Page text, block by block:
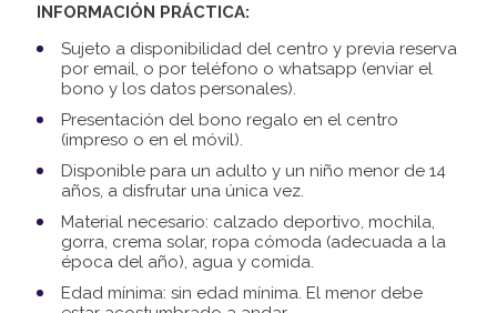
INFORMACIÓN PRÁCTICA:
Sujeto a disponibilidad del centro y previa reserva
por email, o por teléfono o whatsapp (enviar el
bono y los datos personales).
Presentación del bono regalo en el centro
(impreso o en el móvil).
Disponible para un adulto y un niño menor de 14
años, a disfrutar una única vez.
Material necesario: calzado deportivo, mochila,
gorra, crema solar, ropa cómoda (adecuada a la
época del año), agua y comida.
Edad mínima: sin edad mínima. El menor debe